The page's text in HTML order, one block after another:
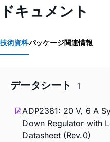
ドキュメント
技術資料パッケージ関連情報
データシート 1
ADP2381: 20 V, 6 A
Down Regulator with
Datasheet (Rev.0)